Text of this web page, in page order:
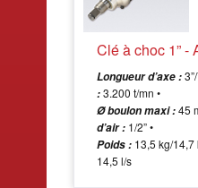
Clé à choc 1” -
Longueur d’axe :
:3.200 t/mn •
Ø boulon maxi :45
d’air : 1/2” •
Poids : 13,5 kg/14,7
14,5 l/s